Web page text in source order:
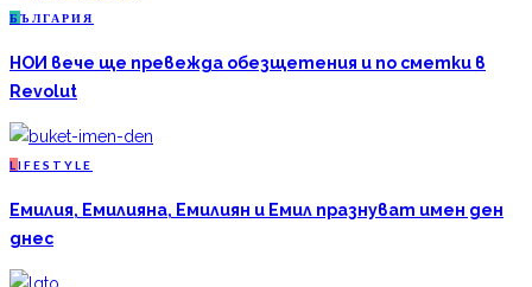
Б ЪЛГАРИЯ
НОИ вече ще превежда обезщетения и по сметки в
Revolut
L IFESTYLE
Емилия, Емилияна, Емилиян и Емил празнуват имен ден
днес